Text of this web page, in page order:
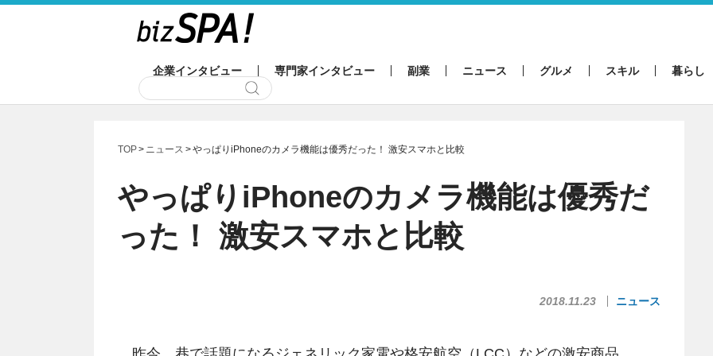
企業インタビュー 専門家インタビュー 副業 ニュース グルメ スキル 暮らし
TOP ニュース やっぱりiPhoneのカメラ機能は優秀だった！ 激安スマホと比較
やっぱりiPhoneのカメラ機能は優秀だ
った！ 激安スマホと比較
2018.11.23 ニュース